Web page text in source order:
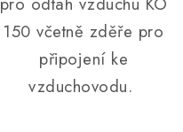
150 včetně zděře pro
připojení ke
vzduchovodu.